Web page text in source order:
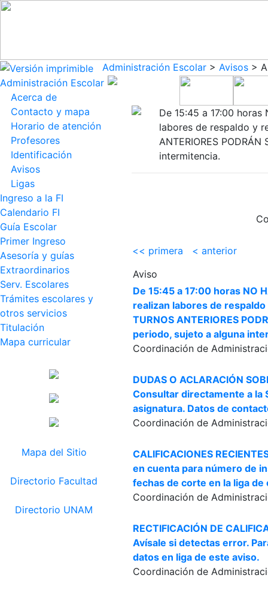
Administración Escolar > Avisos >
Administración Escolar
Acerca de
Contacto y mapa
Horario de atención
Profesores
Identificación
Avisos
Ligas
Ingreso a la FI
Calendario FI
Guía Escolar
Primer Ingreso
Asesoría y guías
Extraordinarios
Serv. Escolares
Trámites escolares y
otros servicios
Titulación
Mapa curricular
Mapa del Sitio
Directorio Facultad
Directorio UNAM
De 15:45 a 17:00 horas
labores de respaldo y
ANTERIORES
intermitencia.
<< primera
< anterior
Aviso
De 15:45 a 17:00 horas NO
realizan labores de
TURNOS ANTERIORES
periodo, sujeto a alguna
Coordinación de
DUDAS O ACLARACIÓN
Consultar directamente a la
asignatura. Datos de
Coordinación de
CALIFICACIONES
en cuenta para número de
fechas de corte en la liga de
Coordinación de
RECTIFICACIÓN DE
Avísale si detectas error.
datos en liga de este aviso.
Coordinación de